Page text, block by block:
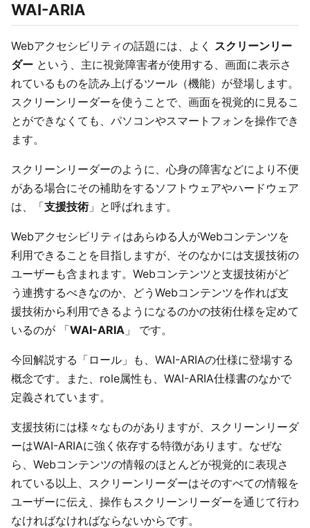
WAI-ARIA
Webアクセシビリティの話題には、よく スクリーンリー
ダー という、主に視覚障害者が使用する、画面に表示さ
れているものを読み上げるツール（機能）が登場します。
スクリーンリーダーを使うことで、画面を視覚的に見るこ
とができなくても、パソコンやスマートフォンを操作でき
ます。
スクリーンリーダーのように、心身の障害などにより不便
がある場合にその補助をするソフトウェアやハードウェア
は、「支援技術 」と呼ばれます。
Webアクセシビリティはあらゆる人がWebコンテンツを
利用できることを目指しますが、そのなかには支援技術の
ユーザーも含まれます。Webコンテンツと支援技術がど
う連携するべきなのか、どうWebコンテンツを作れば支
援技術から利用できるようになるのかの技術仕様を定めて
いるのが 「WAI-ARIA 」 です。
今回解説する「ロール」も、WAI-ARIAの仕様に登場する
概念です。また、role属性も、WAI-ARIA仕様書のなかで
定義されています。
支援技術には様々なものがありますが、スクリーンリーダ
ーはWAI-ARIAに強く依存する特徴があります。なぜな
ら、Webコンテンツの情報のほとんどが視覚的に表現さ
れている以上、スクリーンリーダーはそのすべての情報を
ユーザーに伝え、操作もスクリーンリーダーを通じて行わ
なければなければならないからです。